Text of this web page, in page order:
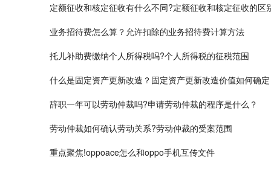
定额征收和核定征收有什么不同?定额征收和核定征收的区
业务招待费怎么算？允许扣除的业务招待费计算方法
托儿补助费缴纳个人所得税吗?个人所得税的征税范围
什么是固定资产更新改造？固定资产更新改造价值如何确定
辞职一年可以劳动仲裁吗?申请劳动仲裁的程序是什么？
劳动仲裁如何确认劳动关系?劳动仲裁的受案范围
重点聚焦!oppoace怎么和oppo手机互传文件